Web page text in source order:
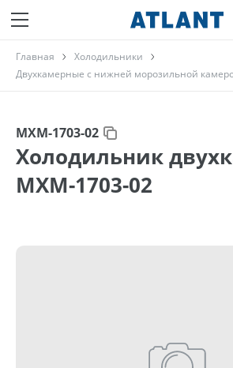
Главная
Холодильники
Двухкамерные с нижней морозильной
МХМ-1703-02
Холодильник
МХМ-1703-02